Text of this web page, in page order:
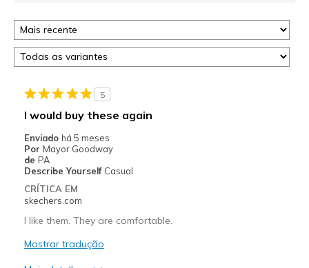
5
I would buy these again
Enviado há 5 meses
Por Mayor Goodway
de PA
Describe Yourself Casual
CRÍTICA EM
skechers.com
I like them. They are comfortable.
Mostrar tradução